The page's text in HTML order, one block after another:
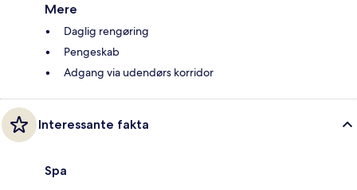
Mere
Daglig rengøring
Pengeskab
Adgang via udendørs korridor
Interessante fakta
Spa